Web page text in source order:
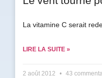
La vitamine C serait
LIRE LA SUITE »
2 août 2012 43
m'abonne